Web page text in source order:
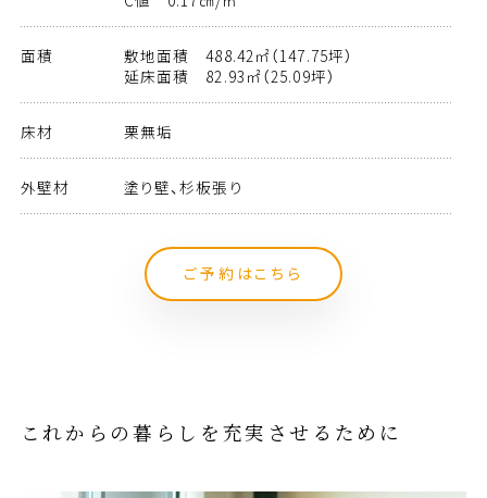
面積
敷地面積 488.42㎡（147.75坪）
延床面積 82.93㎡（25.09坪）
床材 栗無垢
外壁材 塗り壁、杉板張り
ご予約はこちら
これからの暮らしを充実させるために